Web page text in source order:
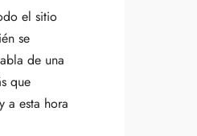
el sitio
se
de una
que
a esta hora